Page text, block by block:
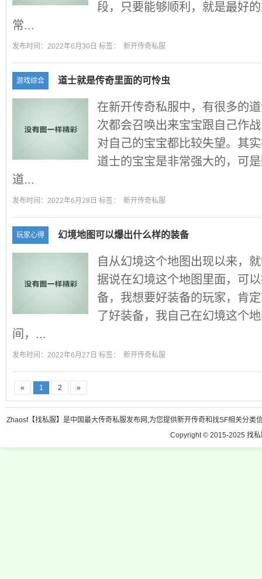
段，只要能够顺利，就是最好
常...
发布时间：2022年6月30日 标签： 新开传奇私服
游戏综合 道士就是传奇里面的可怜虫
在新开传奇私服中，有很多的
次都会召唤出来宝宝跟自己作
对自己的宝宝都比较失望。其
道士的宝宝是非常强大的，可
道...
发布时间：2022年6月28日 标签： 新开传奇私服
玩家心得 幻境地图可以爆出什么样的装备
自从幻境这个地图出现以来，
据说在幻境这个地图里面，可
备，我想要好装备的玩家，肯
了好装备，我自己在幻境这个
间，...
发布时间：2022年6月27日 标签： 新开传奇私服
« 1 2 »
Zhaosf【找私服】是中国最大传奇私服发布网,为您提供新开传奇和找SF相关分
Copyright © 2015-2025 找